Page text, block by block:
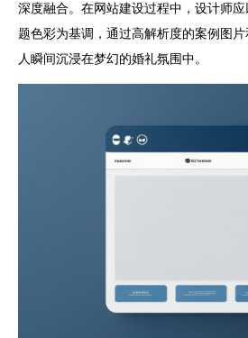
深度融合。在网站建设过程中，设计师
题色彩为基调，通过高解析度的案例图
人瞬间沉浸在梦幻的婚礼氛围中。